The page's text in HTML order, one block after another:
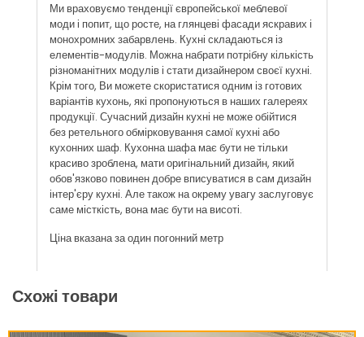
Ми враховуємо тенденції європейської меблевої
моди і попит, що росте, на глянцеві фасади яскравих і
монохромних забарвлень. Кухні складаються із
елементів-модулів. Можна набрати потрібну кількість
різноманітних модулів і стати дизайнером своєї кухні.
Крім того, Ви можете скористатися одним із готових
варіантів кухонь, які пропонуються в наших галереях
продукції. Сучасний дизайн кухні не може обійтися
без ретельного обмірковування самої кухні або
кухонних шаф. Кухонна шафа має бути не тільки
красиво зроблена, мати оригінальний дизайн, який
обов'язково повинен добре вписуватися в сам дизайн
інтер'єру кухні. Але також на окрему увагу заслуговує
саме місткість, вона має бути на висоті.
Ціна вказана за один погонний метр
Схожі товари